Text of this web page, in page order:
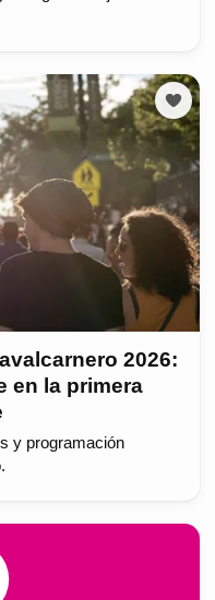
2026:
en la primera
y programación